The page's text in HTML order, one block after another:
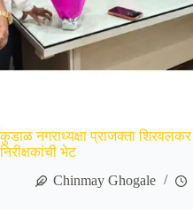
कुडाळ नगराध्यक्षा प्राजक्ता
निरीक्षकांची भेट
Chinmay Ghogale